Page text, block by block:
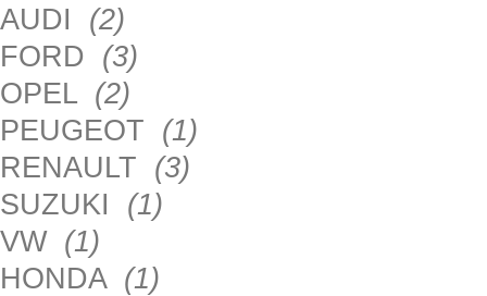
AUDI (2)
FORD (3)
OPEL (2)
PEUGEOT (1)
RENAULT (3)
SUZUKI (1)
VW (1)
HONDA (1)